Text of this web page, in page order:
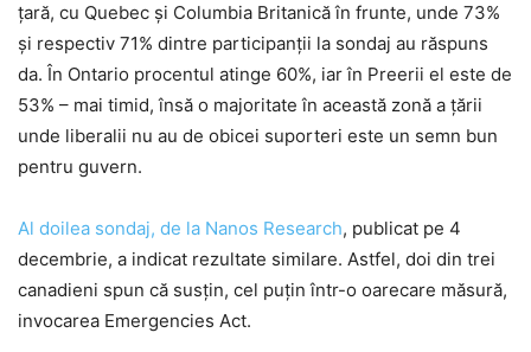
țară, cu Quebec și Columbia Britanică în frunte, unde 73%
și respectiv 71% dintre participanții la sondaj au răspuns
da. În Ontario procentul atinge 60%, iar în Preerii el este de
53% – mai timid, însă o majoritate în această zonă a țării
unde liberalii nu au de obicei suporteri este un semn bun
pentru guvern.
Al doilea sondaj, de la Nanos Research, publicat pe 4
decembrie, a indicat rezultate similare. Astfel, doi din trei
canadieni spun că susțin, cel puțin într-o oarecare măsură,
invocarea Emergencies Act.